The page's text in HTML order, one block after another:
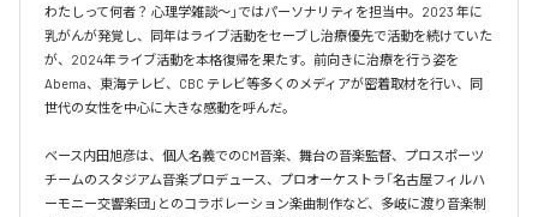
わたしって何者？ 心理学雑談〜」ではパーソナリティを担当中。2023 年に
乳がんが発覚し、同年はライブ活動をセーブし治療優先で活動を続けていた
が、2024年ライブ活動を本格復帰を果たす。前向きに治療を行う姿を
Abema、東海テレビ、CBC テレビ等多くのメディアが密着取材を行い、同
世代の女性を中心に大きな感動を呼んだ。
ベース内田旭彦は、個人名義でのCM音楽、舞台の音楽監督、プロスポーツ
チームのスタジアム音楽プロデュース、プロオーケストラ「名古屋フィルハ
ーモニー交響楽団」とのコラボレーション楽曲制作など、多岐に渡り音楽制